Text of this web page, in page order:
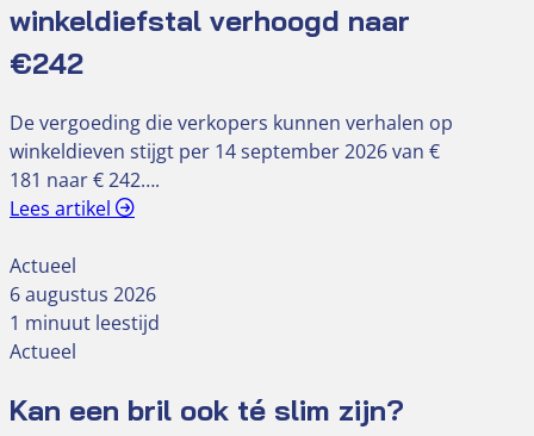
winkeldiefstal verhoogd naar
€242
De vergoeding die verkopers kunnen verhalen op
winkeldieven stijgt per 14 september 2026 van €
181 naar € 242….
Lees artikel
Actueel
6 augustus 2026
1 minuut leestijd
Actueel
Kan een bril ook té slim zijn?